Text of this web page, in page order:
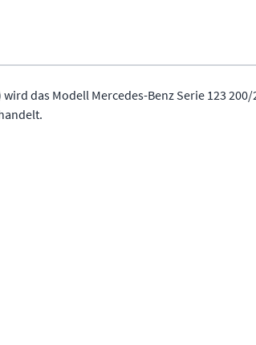
wird das Modell Mercedes-Benz Serie 123